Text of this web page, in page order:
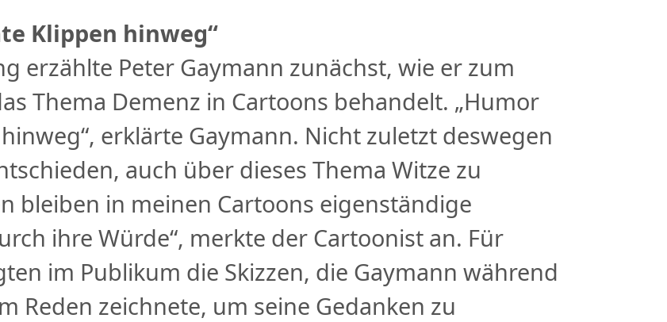
Klippen hinweg“
erzählte Peter Gaymann zunächst, wie er zum
Thema Demenz in Cartoons behandelt. „Humor
erklärte Gaymann. Nicht zuletzt deswegen
auch über dieses Thema Witze zu
bleiben in meinen Cartoons eigenständige
ihre Würde“, merkte der Cartoonist an. Für
im Publikum die Skizzen, die Gaymann während
Reden zeichnete, um seine Gedanken zu